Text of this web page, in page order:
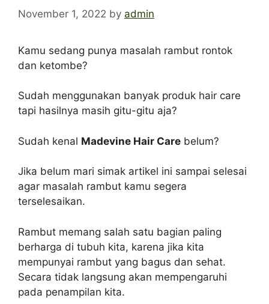
November 1, 2022 by admin
Kamu sedang punya masalah rambut rontok
dan ketombe?
Sudah menggunakan banyak produk hair care
tapi hasilnya masih gitu-gitu aja?
Sudah kenal Madevine Hair Care belum?
Jika belum mari simak artikel ini sampai selesai
agar masalah rambut kamu segera
terselesaikan.
Rambut memang salah satu bagian paling
berharga di tubuh kita, karena jika kita
mempunyai rambut yang bagus dan sehat.
Secara tidak langsung akan mempengaruhi
pada penampilan kita.